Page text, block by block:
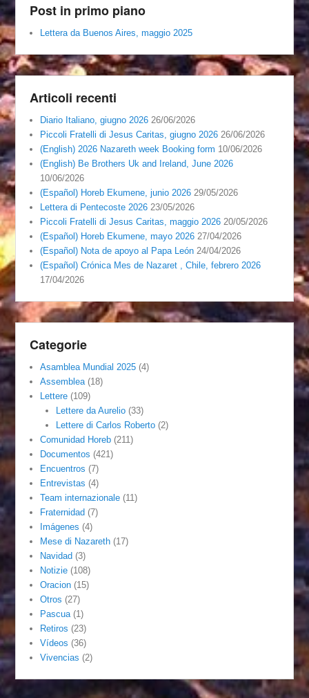
Post in primo piano
Lettera da Buenos Aires, maggio 2025
Articoli recenti
Diario Italiano, giugno 2026 26/06/2026
Piccoli Fratelli di Jesus Caritas, giugno 2026 26/06/2026
(English) 2026 Nazareth week Booking form 10/06/2026
(English) Be Brothers Uk and Ireland, June 2026
10/06/2026
(Español) Horeb Ekumene, junio 2026 29/05/2026
Lettera di Pentecoste 2026 23/05/2026
Piccoli Fratelli di Jesus Caritas, maggio 2026 20/05/2026
(Español) Horeb Ekumene, mayo 2026 27/04/2026
(Español) Nota de apoyo al Papa León 24/04/2026
(Español) Crónica Mes de Nazaret , Chile, febrero 2026
17/04/2026
Categorie
Asamblea Mundial 2025 (4)
Assemblea (18)
Lettere (109)
Lettere da Aurelio(33)
Lettere di Carlos Roberto(2)
Comunidad Horeb (211)
Documentos (421)
Encuentros (7)
Entrevistas (4)
Team internazionale (11)
Fraternidad (7)
Imágenes (4)
Mese di Nazareth (17)
Navidad (3)
Notizie (108)
Oracion (15)
Otros (27)
Pascua (1)
Retiros (23)
Vídeos (36)
Vivencias (2)